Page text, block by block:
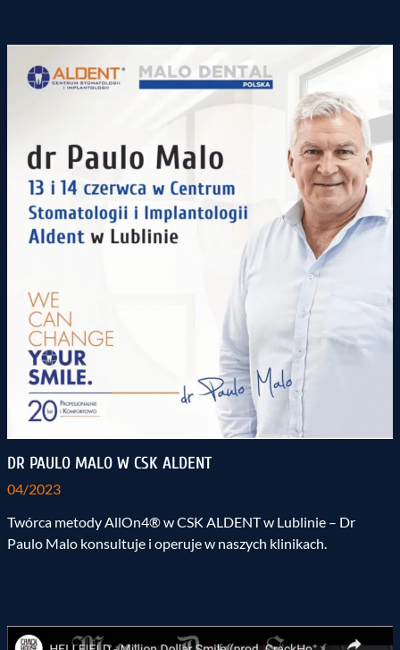
DR PAULO MALO W CSK ALDENT
04/2023
Twórca metody AllOn4® w CSK ALDENT w Lublinie – Dr
Paulo Malo konsultuje i operuje w naszych klinikach.